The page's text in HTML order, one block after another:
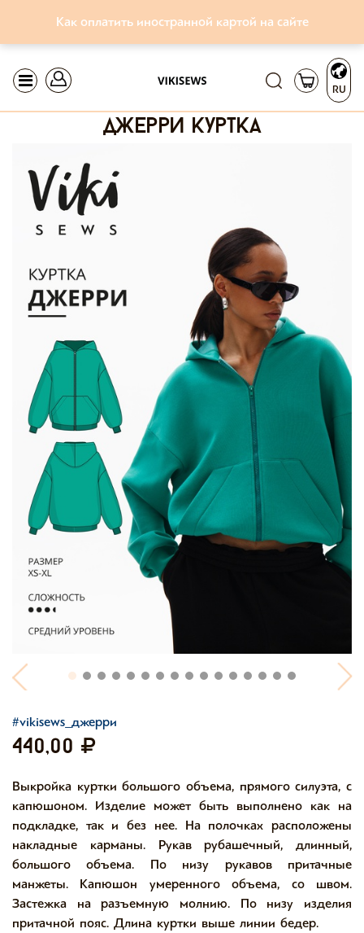
Как оплатить иностранной картой на сайте
RU
джерри куртка
#vikisews_джерри
440,00
Выкройка куртки большого объема, прямого силуэта, с
капюшоном. Изделие может быть выполнено как на
подкладке, так и без нее. На полочках расположены
накладные карманы. Рукав рубашечный, длинный,
большого объема. По низу рукавов притачные
манжеты. Капюшон умеренного объема, со швом.
Застежка на разъемную молнию. По низу изделия
притачной пояс. Длина куртки выше линии бедер.